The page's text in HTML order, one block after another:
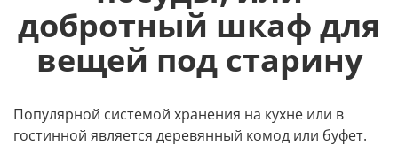
добротный шкаф для
вещей под старину
Популярной системой хранения на кухне или в
гостинной является деревянный комод или буфет.